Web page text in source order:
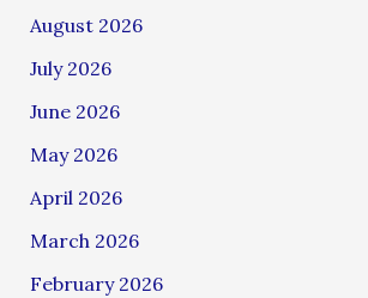
August 2026
July 2026
June 2026
May 2026
April 2026
March 2026
February 2026